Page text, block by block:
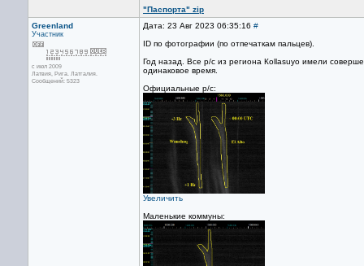
"Паспорта" zip
Greenland
Участник
с июл 2009
Латвия, Рига. Латгалия.
Сообщений: 5323
Дата: 23 Авг 2023 06:35:16 #
ID по фотографии (по отпечаткам пальцев).
Год назад. Все р/с из региона Коllasuyo имели
одинаковое время.
Официальные р/с:
Увеличить
Маленькие коммуны: